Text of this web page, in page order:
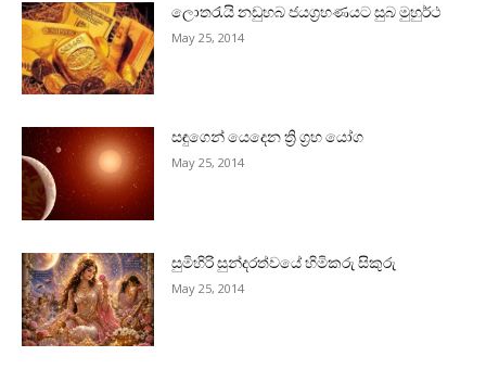
ලොතරැයි නඩුහබ ජයග්‍රහණයට සුබ මුහුර්ථ
May 25, 2014
සඳුගෙන් යෙදෙන ත්‍රි ග්‍රහ යෝග
May 25, 2014
සුමිහිරි සුන්දරත්වයේ හිමිකරු සිකුරු
May 25, 2014